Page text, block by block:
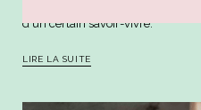
d'un certain savoir-vivre.
LIRE LA SUITE